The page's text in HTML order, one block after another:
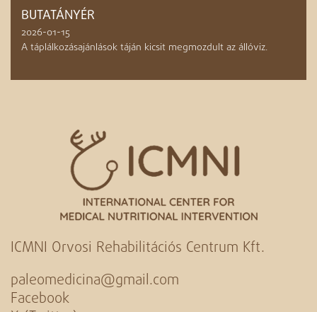
BUTATÁNYÉR
2026-01-15
A táplálkozásajánlások táján kicsit megmozdult az állóviz.
ICMNI Orvosi Rehabilitációs Centrum Kft.
paleomedicina@gmail.com
Facebook